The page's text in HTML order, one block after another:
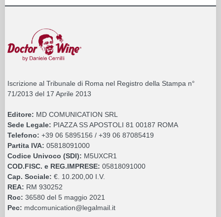
Iscrizione al Tribunale di Roma nel Registro della Stampa n°
71/2013 del 17 Aprile 2013
Editore: MD COMUNICATION SRL
Sede Legale: PIAZZA SS APOSTOLI 81 00187 ROMA
Telefono: +39 06 5895156 / +39 06 87085419
Partita IVA: 05818091000
Codice Univoco (SDI): M5UXCR1
COD.FISC. e REG.IMPRESE: 05818091000
Cap. Sociale: €. 10.200,00 I.V.
REA: RM 930252
Roc: 36580 del 5 maggio 2021
Pec: mdcomunication@legalmail.it